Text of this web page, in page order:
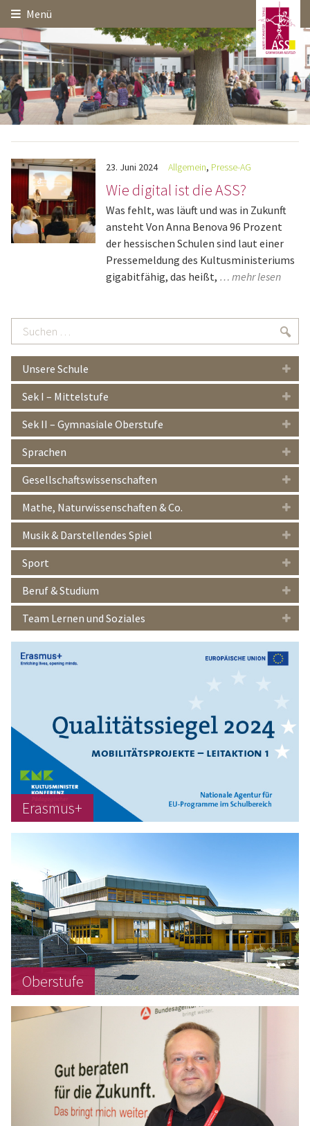
Startseite
Hauptinhalt
Menü
Themennavigation
23. Juni 2024 Allgemein, Presse-AG
Wie digital ist die ASS?
Was fehlt, was läuft und was in Zukunft
ansteht Von Anna Benova 96 Prozent
der hessischen Schulen sind laut einer
Pressemeldung des Kultusministeriums
gigabitfähig, das heißt, … mehr lesen
Suchen
…
Unsere Schule
Sek I – Mittelstufe
Sek II – Gymnasiale Oberstufe
Sprachen
Gesellschaftswissenschaften
Mathe, Naturwissenschaften & Co.
Musik & Darstellendes Spiel
Sport
Beruf & Studium
Team Lernen und Soziales
Erasmus+
Oberstufe